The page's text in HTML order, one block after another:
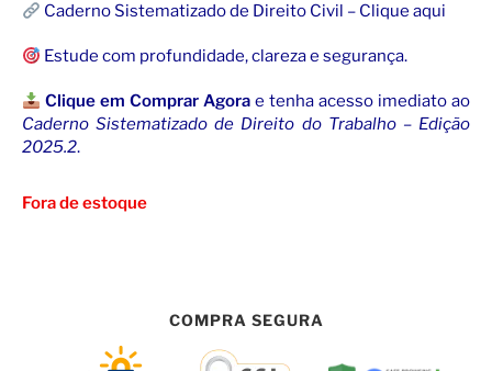
Caderno Sistematizado de Direito Civil – Clique aqui
Estude com profundidade, clareza e segurança.
Clique em Comprar Agora e tenha acesso imediato ao
Caderno Sistematizado de Direito do Trabalho – Edição
2025.2.
Fora de estoque
COMPRA SEGURA